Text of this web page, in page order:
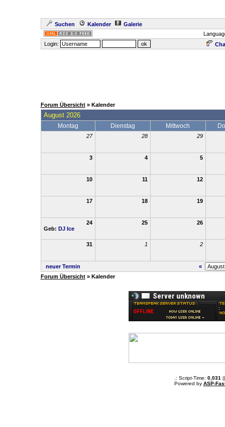
Suchen Kalender
Galerie
Login:
Forum Übersicht» Kalender
August 2026
Montag Dienstag Mittwoch
27 28 29
3 4 5
10 11 12
17 18 19
24
Geb: DJ Ice
25 26
31 1 2
neuer Termin
«
Forum Übersicht» Kalender
.: Script-Time: 0,031
Powered by ASP-